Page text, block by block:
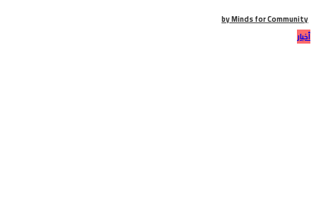
byMinds for Community
أخبار